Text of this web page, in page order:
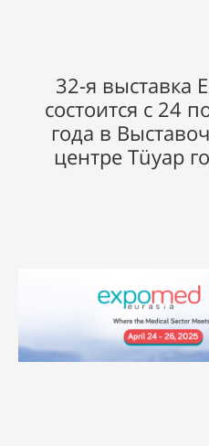
32-я выставка
состоится с 24
года в
центре Tüyap